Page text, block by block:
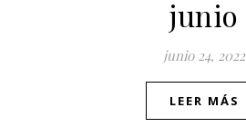
junio
junio 24, 2022
LEER MÁS